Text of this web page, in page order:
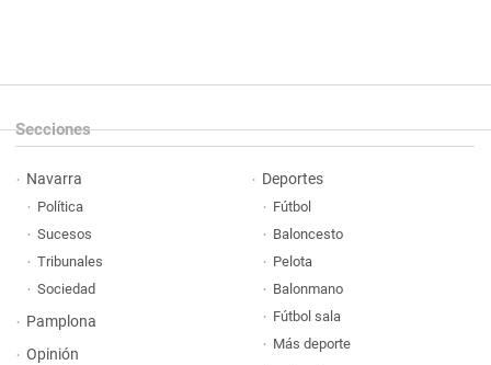
Secciones
Navarra
Política
Sucesos
Tribunales
Sociedad
Pamplona
Opinión
Deportes
Fútbol
Baloncesto
Pelota
Balonmano
Fútbol sala
Más deporte